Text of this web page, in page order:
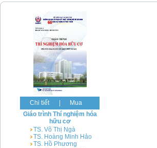
Chi tiết
Mua
Giáo trình Thí nghiệm hóa
hữu cơ
TS. Võ Thị Ngà
TS. Hoàng Minh Hảo
TS. Hồ Phương